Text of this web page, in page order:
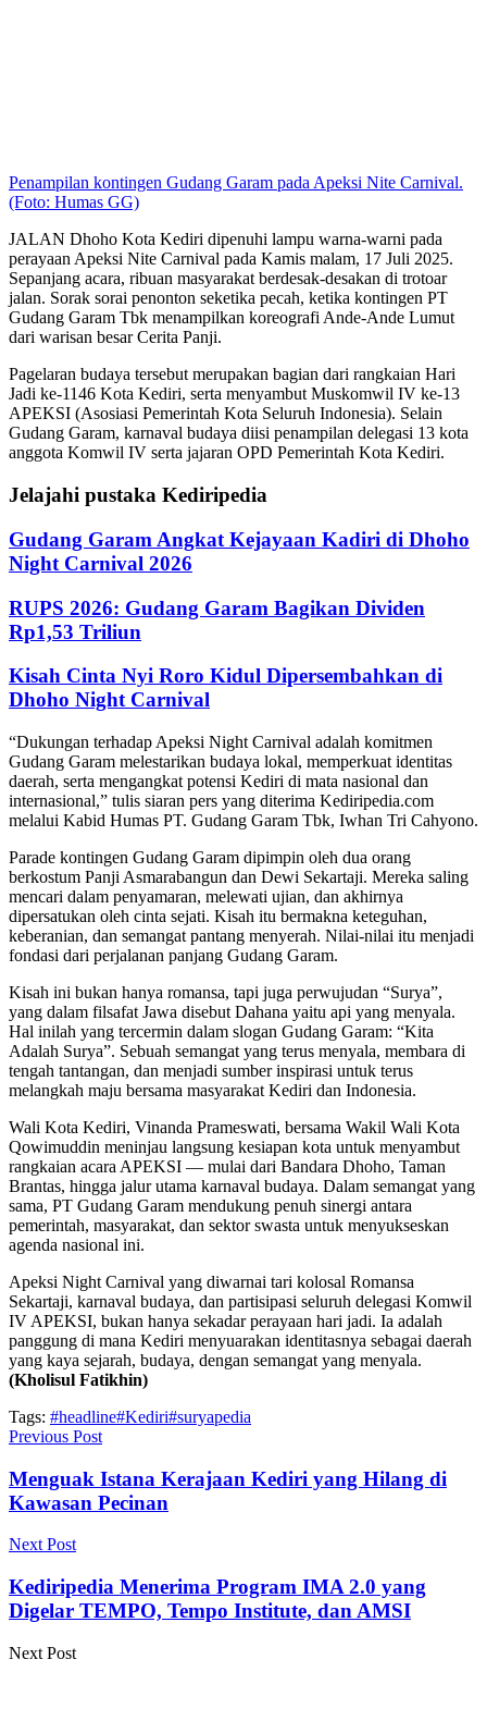
Penampilan kontingen Gudang Garam pada Apeksi Nite Carnival.
(Foto: Humas GG)
JALAN Dhoho Kota Kediri dipenuhi lampu warna-warni pada
perayaan Apeksi Nite Carnival pada Kamis malam, 17 Juli 2025.
Sepanjang acara, ribuan masyarakat berdesak-desakan di trotoar
jalan. Sorak sorai penonton seketika pecah, ketika kontingen PT
Gudang Garam Tbk menampilkan koreografi Ande-Ande Lumut
dari warisan besar Cerita Panji.
Pagelaran budaya tersebut merupakan bagian dari rangkaian Hari
Jadi ke-1146 Kota Kediri, serta menyambut Muskomwil IV ke-13
APEKSI (Asosiasi Pemerintah Kota Seluruh Indonesia). Selain
Gudang Garam, karnaval budaya diisi penampilan delegasi 13 kota
anggota Komwil IV serta jajaran OPD Pemerintah Kota Kediri.
Jelajahi pustaka Kediripedia
Gudang Garam Angkat Kejayaan Kadiri di Dhoho
Night Carnival 2026
RUPS 2026: Gudang Garam Bagikan Dividen
Rp1,53 Triliun
Kisah Cinta Nyi Roro Kidul Dipersembahkan di
Dhoho Night Carnival
“Dukungan terhadap Apeksi Night Carnival adalah komitmen
Gudang Garam melestarikan budaya lokal, memperkuat identitas
daerah, serta mengangkat potensi Kediri di mata nasional dan
internasional,” tulis siaran pers yang diterima Kediripedia.com
melalui Kabid Humas PT. Gudang Garam Tbk, Iwhan Tri Cahyono.
Parade kontingen Gudang Garam dipimpin oleh dua orang
berkostum Panji Asmarabangun dan Dewi Sekartaji. Mereka saling
mencari dalam penyamaran, melewati ujian, dan akhirnya
dipersatukan oleh cinta sejati. Kisah itu bermakna keteguhan,
keberanian, dan semangat pantang menyerah. Nilai-nilai itu menjadi
fondasi dari perjalanan panjang Gudang Garam.
Kisah ini bukan hanya romansa, tapi juga perwujudan “Surya”,
yang dalam filsafat Jawa disebut Dahana yaitu api yang menyala.
Hal inilah yang tercermin dalam slogan Gudang Garam: “Kita
Adalah Surya”. Sebuah semangat yang terus menyala, membara di
tengah tantangan, dan menjadi sumber inspirasi untuk terus
melangkah maju bersama masyarakat Kediri dan Indonesia.
Wali Kota Kediri, Vinanda Prameswati, bersama Wakil Wali Kota
Qowimuddin meninjau langsung kesiapan kota untuk menyambut
rangkaian acara APEKSI — mulai dari Bandara Dhoho, Taman
Brantas, hingga jalur utama karnaval budaya. Dalam semangat yang
sama, PT Gudang Garam mendukung penuh sinergi antara
pemerintah, masyarakat, dan sektor swasta untuk menyukseskan
agenda nasional ini.
Apeksi Night Carnival yang diwarnai tari kolosal Romansa
Sekartaji, karnaval budaya, dan partisipasi seluruh delegasi Komwil
IV APEKSI, bukan hanya sekadar perayaan hari jadi. Ia adalah
panggung di mana Kediri menyuarakan identitasnya sebagai daerah
yang kaya sejarah, budaya, dengan semangat yang menyala.
(Kholisul Fatikhin)
Tags: #headline#Kediri#suryapedia
Previous Post
Menguak Istana Kerajaan Kediri yang Hilang di
Kawasan Pecinan
Next Post
Kediripedia Menerima Program IMA 2.0 yang
Digelar TEMPO, Tempo Institute, dan AMSI
Next Post